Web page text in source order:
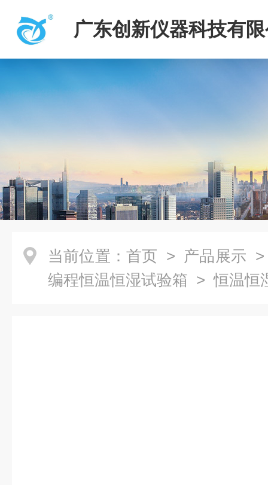
广东创新仪器科技有
当前位置： 首页 > 产品展示
编程恒温恒湿试验箱 > 恒温恒